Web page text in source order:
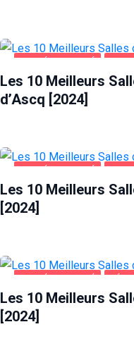
SANTÉ ET BEAUTÉ
Les 10 Meilleurs
d’Ascq [2024]
SANTÉ ET BEAUTÉ
Les 10 Meilleurs
[2024]
SANTÉ ET BEAUTÉ
Les 10 Meilleurs
[2024]